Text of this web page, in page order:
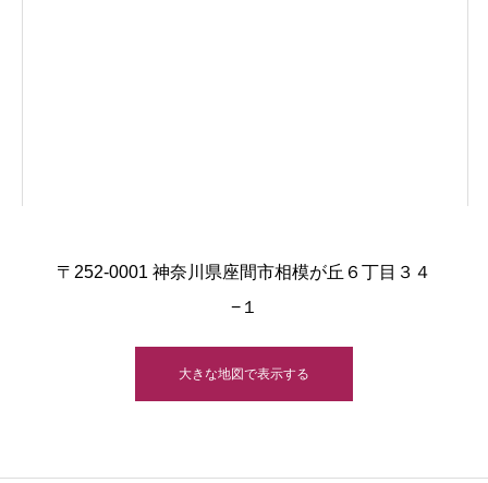
〒252-0001 神奈川県座間市相模が丘６丁目３４
−１
大きな地図で表示する